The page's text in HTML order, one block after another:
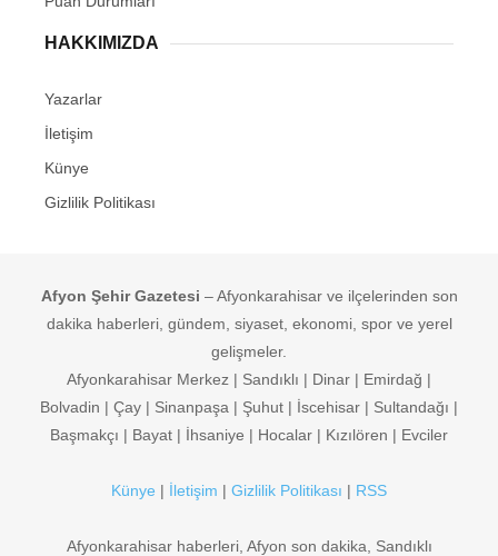
HAKKIMIZDA
Yazarlar
İletişim
Künye
Gizlilik Politikası
Afyon Şehir Gazetesi – Afyonkarahisar ve ilçelerinden son
dakika haberleri, gündem, siyaset, ekonomi, spor ve yerel
gelişmeler.
Afyonkarahisar Merkez | Sandıklı | Dinar | Emirdağ |
Bolvadin | Çay | Sinanpaşa | Şuhut | İscehisar | Sultandağı |
Başmakçı | Bayat | İhsaniye | Hocalar | Kızılören | Evciler
Künye | İletişim | Gizlilik Politikası | RSS
Afyonkarahisar haberleri, Afyon son dakika, Sandıklı